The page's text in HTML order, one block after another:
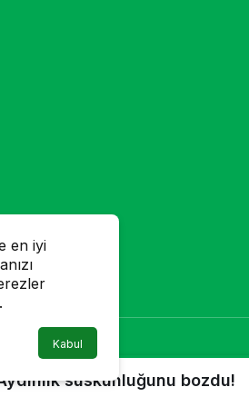
suskunluğunu bozdu!
en iyi
Kabul